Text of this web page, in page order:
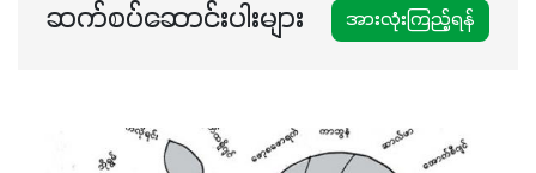
ဆက်စပ်ဆောင်းပါးများ အားလုံးကြည့်ရန်